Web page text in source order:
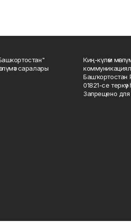
саралары
Киң-күләм
Башҡортостан
01821-се
Запрещено для